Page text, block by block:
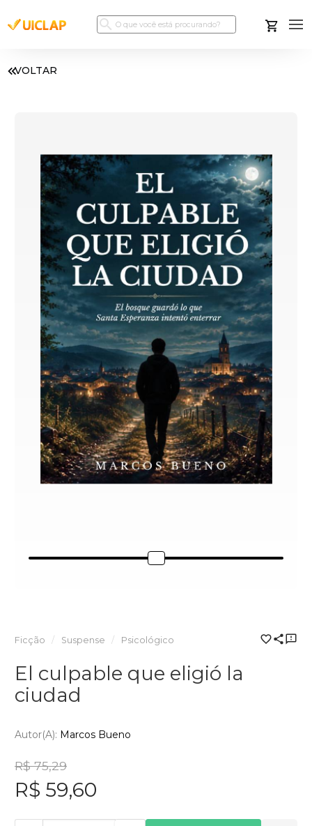
VOLTAR
Ficção Suspense Psicológico
El culpable que eligió la
ciudad
Autor(a): Marcos Bueno
R$ 75,29
R$ 59,60